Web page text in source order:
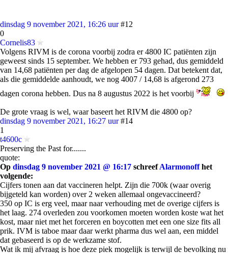
dinsdag 9 november 2021, 16:26 uur #12
0
Cornelis83
Volgens RIVM is de corona voorbij zodra er 4800 IC patiënten zijn
geweest sinds 15 september. We hebben er 793 gehad, dus gemiddeld
van 14,68 patiënten per dag de afgelopen 54 dagen. Dat betekent dat,
als die gemiddelde aanhoudt, we nog 4007 / 14,68 is afgerond 273
dagen corona hebben. Dus na 8 augustus 2022 is het voorbij
De grote vraag is wel, waar baseert het RIVM die 4800 op?
dinsdag 9 november 2021, 16:27 uur #14
1
t4600c
Preserving the Past for.......
quote:
Op dinsdag 9 november 2021 @ 16:17 schreefAlarmonoffhet
volgende:
Cijfers tonen aan dat vaccineren helpt. Zijn die 700k (waar overig
bijgeteld kan worden) over 2 weken allemaal ongevaccineerd?
350 op IC is erg veel, maar naar verhouding met de overige cijfers is
het laag. 274 overleden zou voorkomen moeten worden koste wat het
kost, maar niet met het forceren en boycotten met een one size fits all
prik. IVM is taboe maar daar werkt pharma dus wel aan, een middel
dat gebaseerd is op de werkzame stof.
Wat ik mij afvraag is hoe deze piek mogelijk is terwijl de bevolking nu